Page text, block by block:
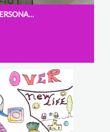
NO COMPARTAS DATOS PERSONALES